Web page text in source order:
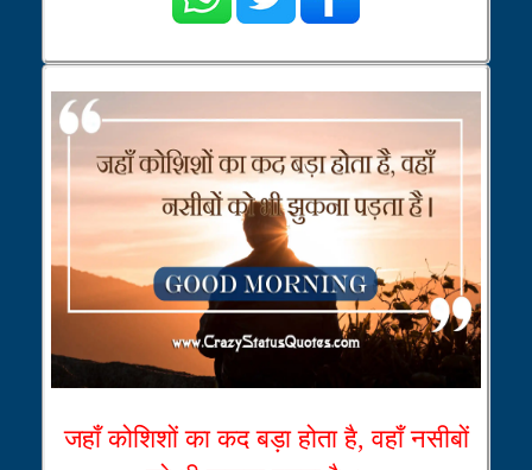
जहाँ कोशिशों का कद बड़ा होता है, वहाँ नसीबों